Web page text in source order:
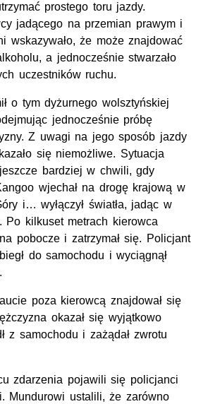
prostego toru jazdy.
jadącego na przemian prawym i
wskazywało, że może znajdować
a jednocześnie stwarzało
uczestników ruchu.
o tym dyżurnego wolsztyńskiej
jednocześnie próbę
Z uwagi na jego sposób jazdy
się niemożliwe. Sytuacja
bardziej w chwili, gdy
wjechał na drogę krajową w
i… wyłączył światła, jadąc w
Po kilkuset metrach kierowca
pobocze i zatrzymał się. Policjant
do samochodu i wyciągnął
poza kierowcą znajdował się
okazał się wyjątkowo
z samochodu i zażądał zwrotu
zdarzenia pojawili się policjanci
Mundurowi ustalili, że zarówno